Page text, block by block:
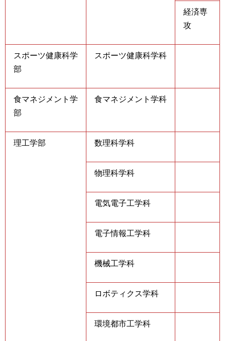
経済専
攻
スポーツ健康科学
部
スポーツ健康科学科
食マネジメント学
部
食マネジメント学科
理工学部 数理科学科
物理科学科
電気電子工学科
電子情報工学科
機械工学科
ロボティクス学科
環境都市工学科